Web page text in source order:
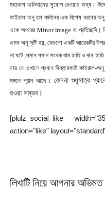
মহাকাশ অভিযানের সুযোগ দেওয়ার জন্য।
কাইরাল অনু হল কার্বনের এক বিশেষ
একে অপরের Minor Image বা প্রতিচ্ছবি।
এমন অনু সৃষ্টি হয়, যেগুলো একটি আরেকটির উপর
না ঘটে ,সমান সমান সংখক বাম হাতি ও দান হাতি
যায় যে এখানে প্রধান বিস্তারকারী
মঙ্গলে প্রান আছে। কেননা শুধুমাত্র
হওয়া সম্ভব।
[plulz_social_like
action="like"
লিখাটি নিয়ে আপনার